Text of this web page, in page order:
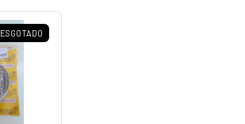
ESGOTADO